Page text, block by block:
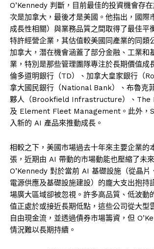
O’Kennedy 判斷，目前最佳的投資機會存
次是加拿大，最後才是美國。他指出，國際
成長性相關）與業務品質之間取得了最佳平
特許經營企業，其估值較美國同產業的同類
加拿大，潛在機會涵蓋了部分金融、工業和
業，特別是那些管理團隊專注於長期價值成
倫多道明銀行（TD）、加拿大皇家銀行（
拿大國民銀行（National Bank）、布魯克
夥人（Brookfield Infrastructure）、The
及 Element Fleet Management。此外，
入新的 AI 產品來推動成長。
相較之下，美國市場過去十年來主要企業的
張，近期由 AI 帶動的市場動能也壓縮了未
O’Kennedy 對於當前 AI 基礎設施（從晶片
電源供應及基礎設施建設）的龐大支出抱持
場廣大區域卻被忽視。許多高品質、低波動
值正處於或接近長期低點，這些公司從大型
自由現金流，並透過債券市場籌資，但
情況難以長期持續。